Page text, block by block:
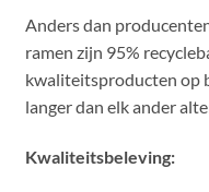
Anders dan
ramen zijn 95%
kwaliteitsproducten op
langer dan elk ander
Kwaliteitsbeleving: